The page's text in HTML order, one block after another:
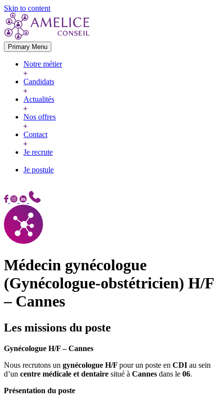
Skip to content
Primary Menu
Notre métier
Candidats
Actualités
Nos offres
Contact
Je recrute
Je postule
Médecin gynécologue
(Gynécologue-obstétricien) H/F
– Cannes
Les missions du poste
Gynécologue H/F – Cannes
Nous recrutons un gynécologue H/F pour un poste en CDI au sein
d’un centre médicale et dentaire situé à Cannes dans le 06.
Présentation du poste